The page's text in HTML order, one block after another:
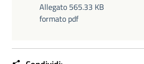
Allegato 565.33 KB
formato pdf